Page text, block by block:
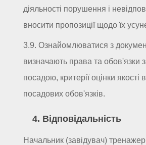
діяльності порушення і
вносити пропозиції щодо їх
3.9. Ознайомлюватися з
визначають права та обов'язки
посадою, критерії оцінки якості
посадових обов'язків.
4. Відповідальність
Начальник (завідувач)